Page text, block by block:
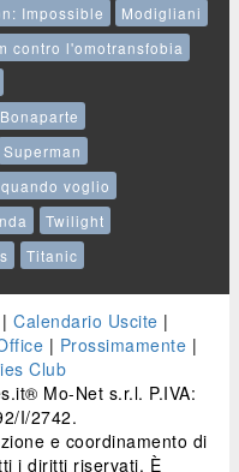
Impossible
Modigliani
contro l'omotransfobia
Superman
voglio
Twilight
Titanic
| Calendario Uscite |
| Prossimamente |
Club
Mo-Net s.r.l. P.IVA:
I/2742.
e coordinamento di
i diritti riservati. È